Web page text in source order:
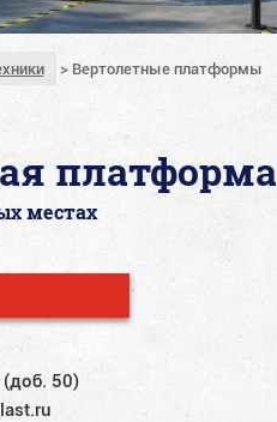
> Вертолетные платформы
платформа
местах
50)